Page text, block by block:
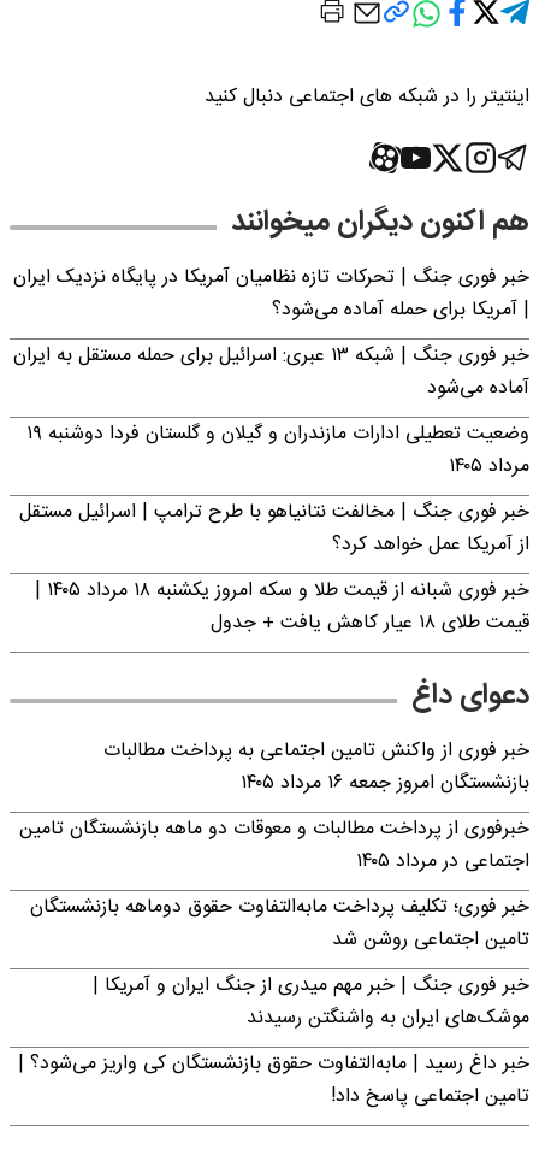
اینتیتر را در شبکه های اجتماعی دنبال کنید
هم اکنون دیگران میخوانند
خبر فوری جنگ | تحرکات تازه نظامیان آمریکا در پایگاه نزدیک ایران
| آمریکا برای حمله آماده می‌شود؟
خبر فوری جنگ | شبکه ۱۳ عبری: اسرائیل برای حمله مستقل به ایران
آماده می‌شود
وضعیت تعطیلی ادارات مازندران و گیلان و گلستان فردا دوشنبه ۱۹
مرداد ۱۴۰۵
خبر فوری جنگ | مخالفت نتانیاهو با طرح ترامپ | اسرائیل مستقل
از آمریکا عمل خواهد کرد؟
خبر فوری شبانه از قیمت طلا و سکه امروز یکشنبه ۱۸ مرداد ۱۴۰۵ |
قیمت طلای ۱۸ عیار کاهش یافت + جدول
دعوای داغ
خبر فوری از واکنش تامین اجتماعی به پرداخت مطالبات
بازنشستگان امروز جمعه ۱۶ مرداد ۱۴۰۵
خبرفوری از پرداخت مطالبات و معوقات دو ماهه بازنشستگان تامین
اجتماعی در مرداد ۱۴۰۵
خبر فوری؛ تکلیف پرداخت مابه‌التفاوت حقوق دوماهه بازنشستگان
تامین اجتماعی روشن شد
خبر فوری جنگ | خبر مهم میدری از جنگ ایران و آمریکا |
موشک‌های ایران به واشنگتن رسیدند
خبر داغ رسید | مابه‌التفاوت حقوق بازنشستگان کی واریز می‌شود؟ |
تامین اجتماعی پاسخ داد!